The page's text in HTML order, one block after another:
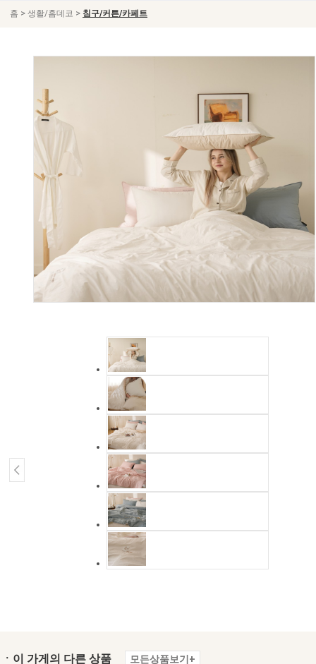
홈 > 생활/홈데코 > 침구/커튼/카페트
ㆍ이 가게의 다른 상품 모든상품보기+